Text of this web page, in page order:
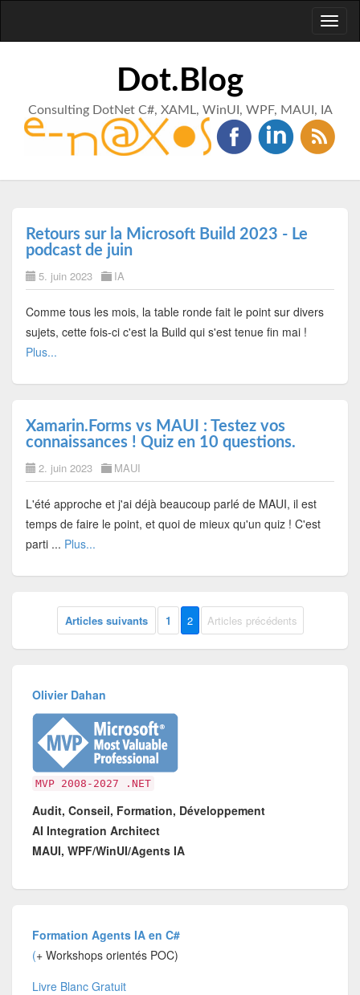
Dot.Blog
Consulting DotNet C#, XAML, WinUI, WPF, MAUI, IA
Retours sur la Microsoft Build 2023 - Le
podcast de juin
5. juin 2023 IA
Comme tous les mois, la table ronde fait le point sur divers
sujets, cette fois-ci c'est la Build qui s'est tenue fin mai !
Plus...
Xamarin.Forms vs MAUI : Testez vos
connaissances ! Quiz en 10 questions.
2. juin 2023 MAUI
L'été approche et j'ai déjà beaucoup parlé de MAUI, il est
temps de faire le point, et quoi de mieux qu'un quiz ! C'est
parti ... Plus...
Articles suivants 1 2 Articles précédents
Olivier Dahan
MVP 2008-2027 .NET
Audit, Conseil, Formation, Développement
AI Integration Architect
MAUI, WPF/WinUI/Agents IA
Formation Agents IA en C#
(+ Workshops orientés POC)
Livre Blanc Gratuit